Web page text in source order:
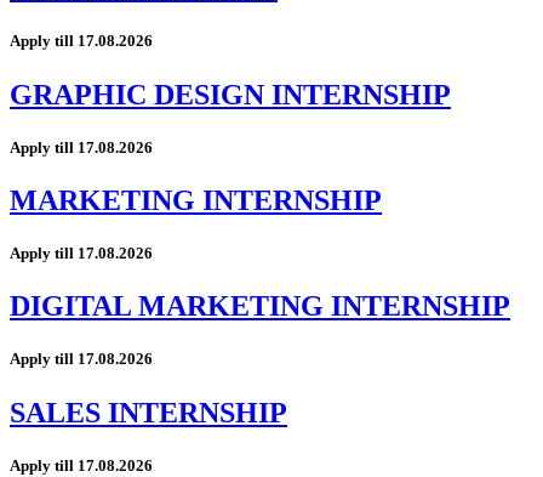
Apply till 17.08.2026
GRAPHIC DESIGN INTERNSHIP
Apply till 17.08.2026
MARKETING INTERNSHIP
Apply till 17.08.2026
DIGITAL MARKETING INTERNSHIP
Apply till 17.08.2026
SALES INTERNSHIP
Apply till 17.08.2026